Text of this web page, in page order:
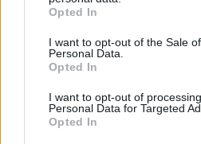
Opted In
I want to opt-out of the Sale
Personal Data.
Opted In
I want to opt-out of
Personal Data for Targeted
Opted In
Ηράκλειο: “Σκουπίδια
πουθενά κι ένα αμάξι
22:03
Καιρός: “Πορτοκαλί”
πολύ υψηλός κίνδυνος πυρκαγιάς!